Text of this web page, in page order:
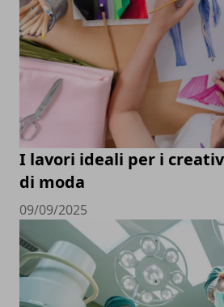
I lavori ideali per i
di moda
09/09/2025